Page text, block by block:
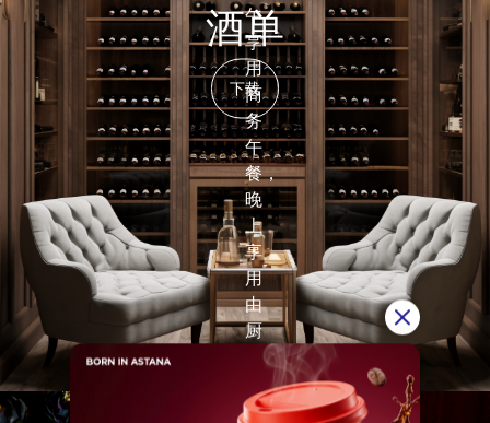
午
享
用
商
务
午
餐，
晚
上
享
用
由
厨
备
酒单
下载